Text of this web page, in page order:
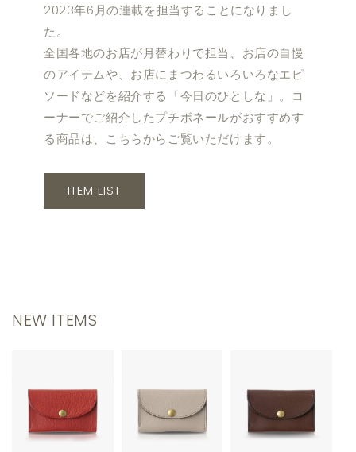
2023年6月の連載を担当することになりまし
た。
全国各地のお店が月替わりで担当、お店の自慢
のアイテムや、お店にまつわるいろいろなエピ
ソードなどを紹介する「今日のひとしな」。コ
ーナーでご紹介したプチボネールがおすすめす
る商品は、こちらからご覧いただけます。
ITEM LIST
NEW ITEMS